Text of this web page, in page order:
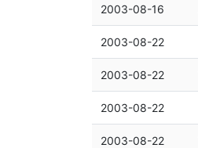
2003-08-16
2003-08-22
2003-08-22
2003-08-22
2003-08-22